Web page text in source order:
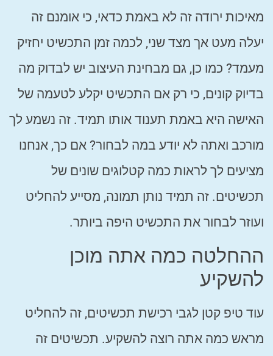
מאיכות ירודה זה לא באמת כדאי, כי אומנם זה
יעלה מעט אך מצד שני, לכמה זמן התכשיט יחזיק
מעמד? כמו כן, גם מבחינת העיצוב יש לבדוק מה
בדיוק קונים, כי רק אם התכשיט יקלע לטעמה של
האישה היא באמת תענוד אותו תמיד. זה נשמע לך
מורכב ואתה לא יודע במה לבחור? אם כך, אנחנו
מציעים לך לראות כמה קטלוגים שונים של
תכשיטים. זה תמיד נותן תמונה, מסייע להחליט
ועוזר לבחור את התכשיט היפה ביותר.
ההחלטה כמה אתה מוכן
להשקיע
עוד טיפ קטן לגבי רכישת תכשיטים, זה להחליט
מראש כמה אתה רוצה להשקיע. תכשיטים זה